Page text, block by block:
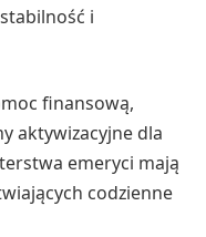
i
finansową,
aktywizacyjne dla
emeryci mają
codzienne